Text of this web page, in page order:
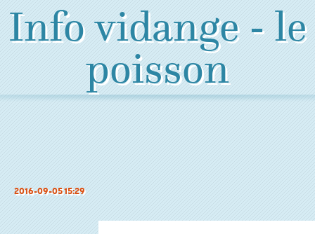
Info vidange - le
poisson
2016-09-05 15:29